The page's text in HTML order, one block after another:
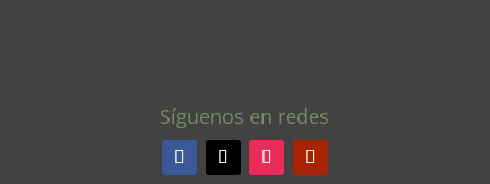
Síguenos en redes